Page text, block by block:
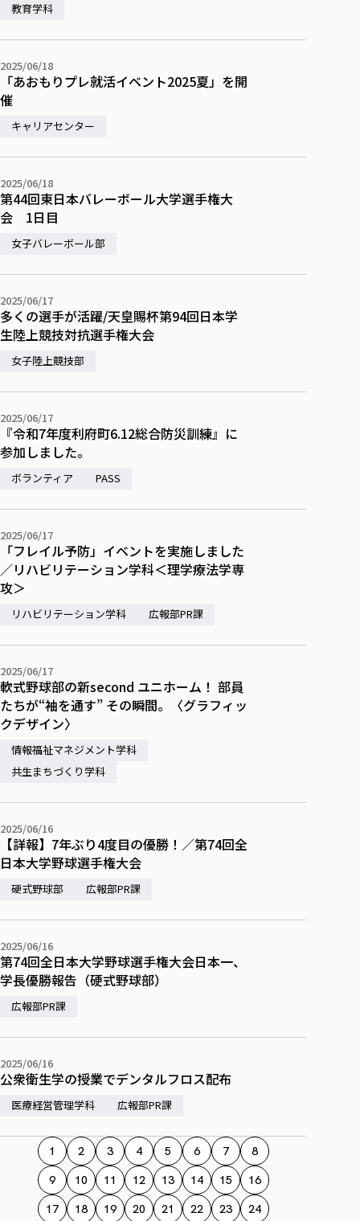
教育学科
2025/06/18
「あおもりプレ就活イベント2025夏」を開
催
キャリアセンター
2025/06/18
第44回東日本バレーボール大学選手権大
会 1日目
女子バレーボール部
2025/06/17
多くの選手が活躍/天皇賜杯第94回日本学
生陸上競技対抗選手権大会
女子陸上競技部
2025/06/17
『令和7年度利府町6.12総合防災訓練』に
参加しました。
ボランティア PASS
2025/06/17
「フレイル予防」イベントを実施しました
／リハビリテーション学科＜理学療法学専
攻＞
リハビリテーション学科 広報部PR課
2025/06/17
軟式野球部の新second ユニホーム！ 部員
たちが“袖を通す” その瞬間。〈グラフィッ
クデザイン〉
情報福祉マネジメント学科
共生まちづくり学科
2025/06/16
【詳報】7年ぶり4度目の優勝！／第74回全
日本大学野球選手権大会
硬式野球部 広報部PR課
2025/06/16
第74回全日本大学野球選手権大会日本一、
学長優勝報告（硬式野球部）
広報部PR課
2025/06/16
公衆衛生学の授業でデンタルフロス配布
医療経営管理学科 広報部PR課
1 2 3 4 5 6 7
8
9
10 11 12 13 14 15
16
17
18 19 20 21 22 23 24